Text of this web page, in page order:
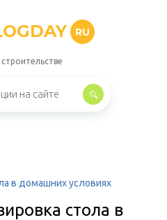
RU
в домашних условиях
стола в